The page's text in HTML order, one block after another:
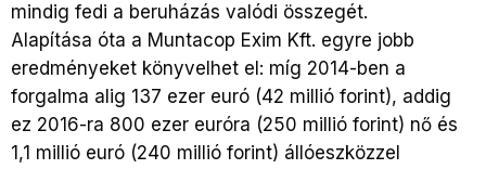
mindig fedi a beruházás valódi összegét.
Alapítása óta a Muntacop Exim Kft. egyre jobb
eredményeket könyvelhet el: míg 2014-ben a
forgalma alig 137 ezer euró (42 millió forint), addig
ez 2016-ra 800 ezer euróra (250 millió forint) nő és
1,1 millió euró (240 millió forint) állóeszközzel